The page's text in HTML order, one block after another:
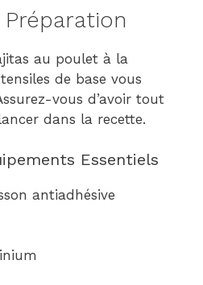
au poulet à la
de base vous
vous d’avoir tout
dans la recette.
Essentiels
antiadhésive